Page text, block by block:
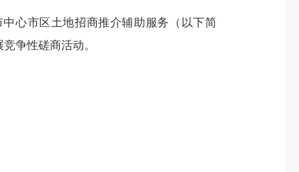
心市区土地招商推介辅助服务（以下简
争性磋商活动。